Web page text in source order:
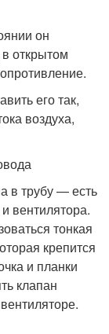
он
открытом
его так,
воздуха,
в трубу — есть
вентилятора.
тонкая
крепится
и планки
клапан